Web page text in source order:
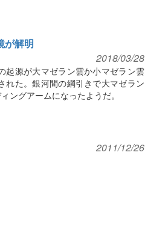
が解明
2018/03/28
起源が大マゼラン雲か小マゼラン雲
れた。銀河間の綱引きで大マゼラン
ングアームになったようだ。
2011/12/26